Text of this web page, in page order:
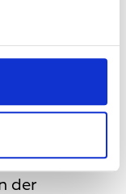
ermöglichte
der
der